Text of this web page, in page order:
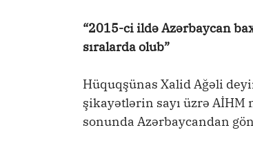
“2015-ci ildə Azərbaycan
sıralarda olub”
Hüquqşünas Xalid Ağəli
şikayətlərin sayı üzrə AİHM
sonunda Azərbaycandan